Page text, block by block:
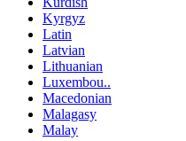
Kyrgyz
Latin
Latvian
Lithuanian
Luxembou..
Macedonian
Malagasy
Malay